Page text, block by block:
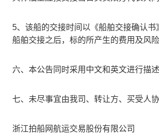
5、该船的交接时间以《船舶交接确认
船舶交接之后，标的所产生的费用及风
六、本公告同时采用中文和英文进行描
七、未尽事宜由我司、转让方、买受人协
浙江拍船网航运交易股份有限公司